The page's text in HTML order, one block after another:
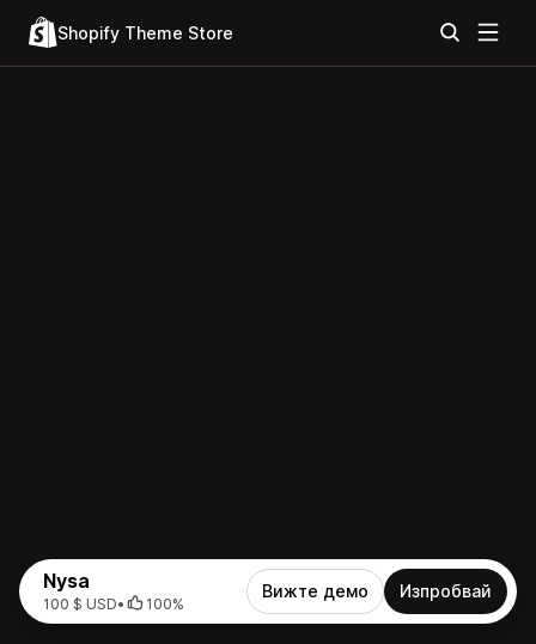
Shopify Theme Store
Nysa
100 $ USD• 100%
Вижте демо Изпробвай